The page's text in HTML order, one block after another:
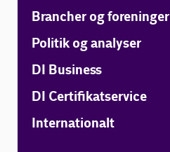
Brancher og foreninger
Politik og analyser
DI Business
DI Certifikatservice
Internationalt